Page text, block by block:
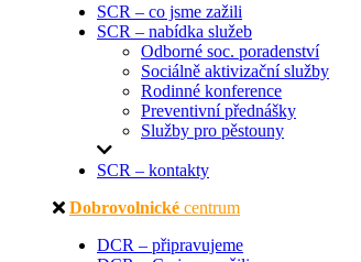
SCR – co jsme zažili
SCR – nabídka služeb
Odborné soc. poradenství
Sociálně aktivizační služby
Rodinné konference
Preventivní přednášky
Služby pro pěstouny
SCR – kontakty
Dobrovolnické centrum
DCR – připravujeme